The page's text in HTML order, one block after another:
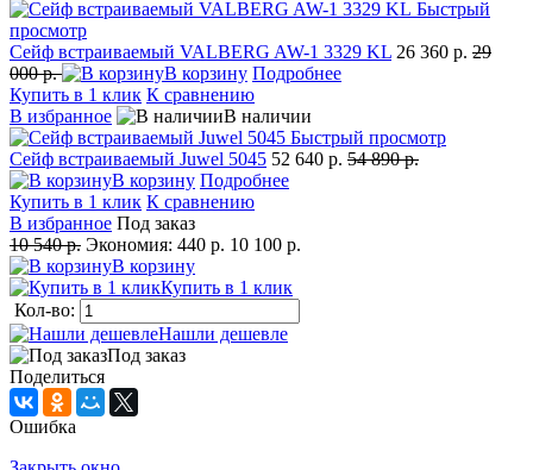
Быстрый
просмотр
Сейф встраиваемый VALBERG AW-1 3329 KL 26 360 р. 29
000 р.
В корзину Подробнее
Купить в 1 клик К сравнению
В избранное
В наличии
Быстрый просмотр
Сейф встраиваемый Juwel 5045 52 640 р. 54 890 р.
В корзину Подробнее
Купить в 1 клик К сравнению
В избранное Под заказ
10 540 р. Экономия: 440 р. 10 100 р.
В корзину
Купить в 1 клик
Кол-во:
Нашли дешевле
Под заказ
Поделиться
Ошибка